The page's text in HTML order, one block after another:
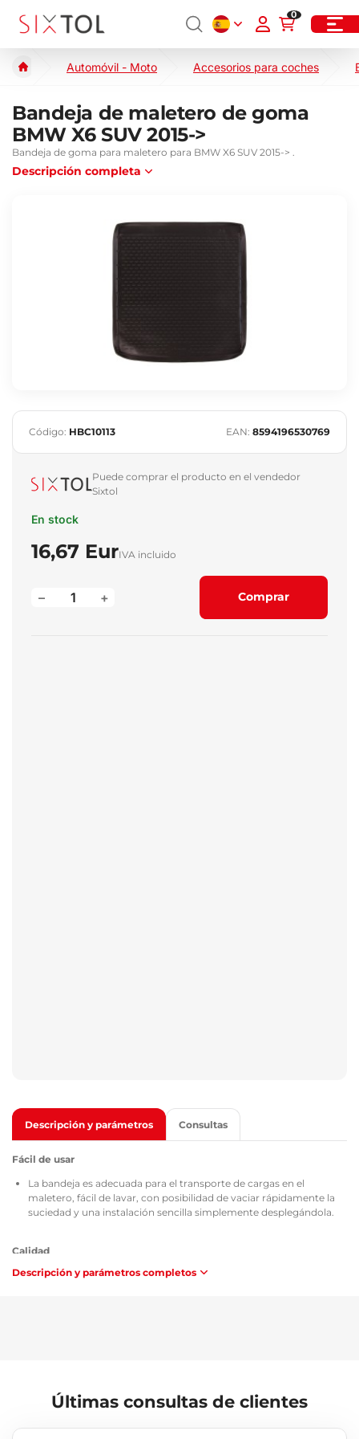
0
Automóvil - Moto Accesorios para coches
Bandeja de maletero de goma
BMW X6 SUV 2015->
Bandeja de goma para maletero para BMW X6 SUV 2015-> .
Descripción completa
Código: HBC10113 EAN: 8594196530769
Puede comprar el producto en el vendedor
Sixtol
En stock
16,67 EurIVA incluido
+
– Comprar
Descripción y parámetros Consultas
Fácil de usar
La bandeja es adecuada para el transporte de cargas en el
maletero, fácil de lavar, con posibilidad de vaciar rápidamente la
suciedad y una instalación sencilla simplemente desplegándola.
Calidad
Todas las bandejas para maletero cuentan con el certificado TÜV
La bandeja es fácil de lavar, adaptada para el mantenimiento
Descripción y parámetros completos
Últimas consultas de clientes